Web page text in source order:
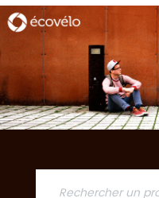
QUESTIONS
-
RÉPONSES
CONTACT